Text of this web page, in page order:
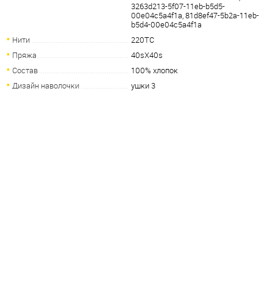
3263d213-5f07-11eb-b5d5-
00e04c5a4f1a, 81d8ef47-5b2a-11eb-
b5d4-00e04c5a4f1a
Нити
220TC
Пряжа
40sХ40s
Состав
100% хлопок
Дизайн наволочки
ушки 3